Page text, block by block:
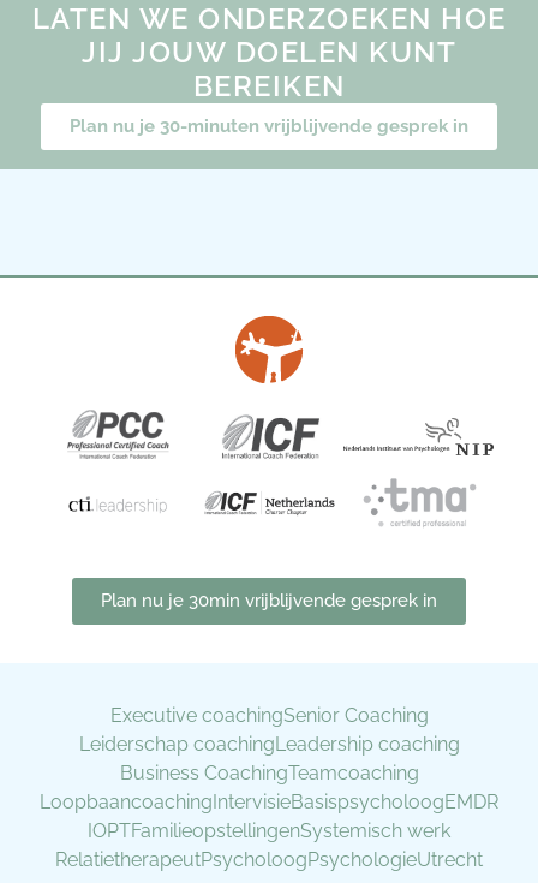
LATEN WE ONDERZOEKEN HOE
JIJ JOUW DOELEN KUNT
BEREIKEN
Plan nu je 30-minuten vrijblijvende gesprek in
Plan nu je 30min vrijblijvende gesprek in
Executive coachingSenior Coaching
Leiderschap coachingLeadership coaching
Business CoachingTeamcoaching
LoopbaancoachingIntervisieBasispsycholoogEMDR
IOPTFamilieopstellingenSystemisch werk
RelatietherapeutPsycholoogPsychologieUtrecht